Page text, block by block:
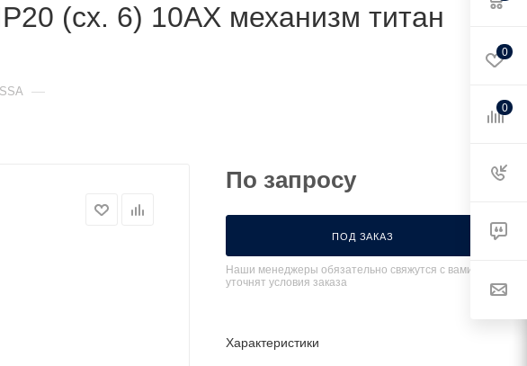
(сх. 6) 10AX механизм титан
—
По запросу
ПОД ЗАКАЗ
Наши менеджеры обязательно свяжутся с вами и
уточнят условия заказа
Характеристики
0
0